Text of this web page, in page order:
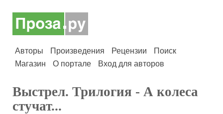
Авторы Произведения Рецензии
Поиск
Магазин
О портале Вход для авторов
Выстрел. Трилогия - А колеса
стучат...